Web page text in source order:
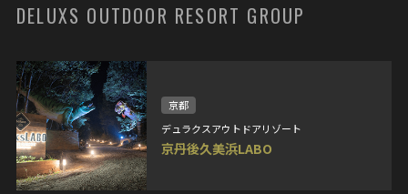
DELUXS OUTDOOR RESORT GROUP
京都
デュラクスアウトドアリゾート
京丹後久美浜LABO